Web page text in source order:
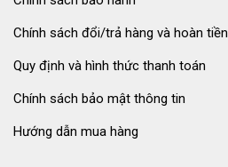
Chính sách đổi/trả hàng và hoàn tiền
Quy định và hình thức thanh toán
Chính sách bảo mật thông tin
Hướng dẫn mua hàng